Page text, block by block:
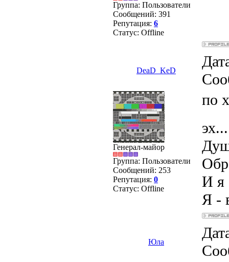
Группа: Пользователи
Сообщений: 391
Репутация: 6
Статус: Offline
DeaD_KeD
Генерал-майор
Группа: Пользователи
Сообщений: 253
Репутация: 0
Статус: Offline
по
эх...
И я
Я -
Юла